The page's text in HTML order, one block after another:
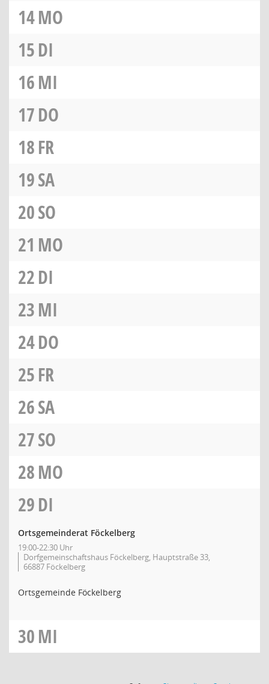
14MO
15DI
16MI
17DO
18FR
19SA
20SO
21 MO
22DI
23MI
24DO
25FR
26SA
27SO
28MO
29DI
Ortsgemeinderat Föckelberg
19:00-22:30 Uhr
Dorfgemeinschaftshaus Föckelberg, Hauptstraße 33,
66887 Föckelberg
Ortsgemeinde Föckelberg
30MI